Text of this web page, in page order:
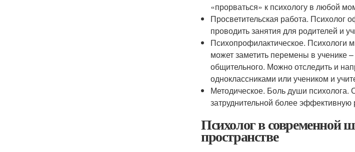
«прорваться» к психологу в любой
Просветительская работа. Психолог
проводить занятия для родителей и
Психопрофилактическое. Психологи
может заметить перемены в ученике
общительного. Можно отследить и
одноклассниками или учеником и
Методическое. Боль души психолога.
затруднительной более
Психолог в современной
пространстве